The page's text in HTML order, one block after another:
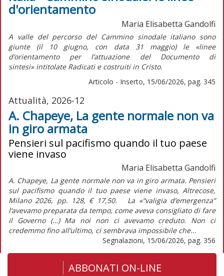
d'orientamento
Maria Elisabetta Gandolfi
A valle del percorso del Cammino sinodale italiano sono
giunte (il 10 giugno, con data 31 maggio) le «linee
d’orientamento per l’attuazione del Documento di
sintesi»intitolate Radicati e costruiti in Cristo.
Articolo - Inserto, 15/06/2026, pag. 345
Attualità, 2026-12
A. Chapeye, La gente normale non va
in giro armata
Pensieri sul pacifismo quando il tuo paese
viene invaso
Maria Elisabetta Gandolfi
A. Chapeye, La gente normale non va in giro armata. Pensieri
sul pacifismo quando il tuo paese viene invaso, Altrecose,
Milano 2026, pp. 128, € 17,50. La «“valigia d’emergenza”
l’avevamo preparata da tempo, come aveva consigliato di fare
il Governo (…) Ma noi non ci avevamo creduto. Non ci
credemmo fino all’ultimo, ci sembrava impossibile che...
Segnalazioni, 15/06/2026, pag. 356
ABBONATI ON-LINE